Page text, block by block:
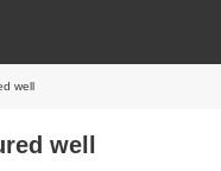
well
well